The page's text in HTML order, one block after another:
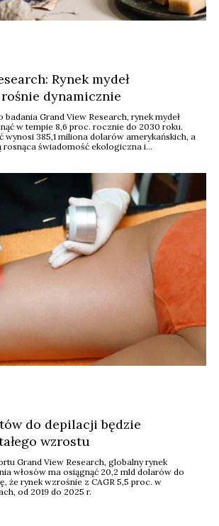
Rynek mydeł
dynamicznie
badania Grand View Research, rynek mydeł
w tempie 8,6 proc. rocznie do 2030 roku.
wynosi 385,1 miliona dolarów amerykańskich, a
rosnąca świadomość ekologiczna i
do depilacji będzie
wzrostu
Grand View Research, globalny rynek
włosów ma osiągnąć 20,2 mld dolarów do
że rynek wzrośnie z CAGR 5,5 proc. w
od 2019 do 2025 r.